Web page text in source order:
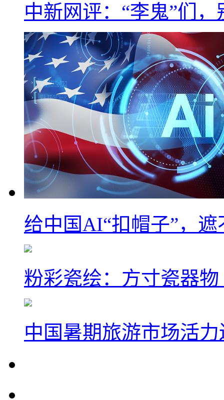
中新网评：“李鬼”们
给中国AI“扣帽子”，
粉彩瓷绘：方寸瓷器
中国暑期旅游市场活